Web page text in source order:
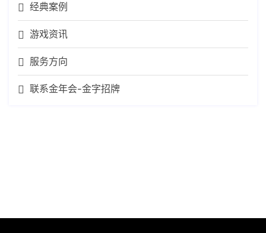
经典案例
游戏资讯
服务方向
联系金年会-金字招牌